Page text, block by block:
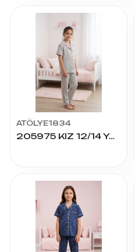
ATÖLYE1834
205975 KIZ 12/14 YAŞ K.KOL PİJAMA TAKIM